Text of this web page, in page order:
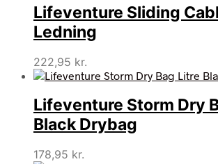
Lifeventure Sliding
Ledning
222,95 kr.
Lifeventure Storm Dry
Black Drybag
178,95 kr.